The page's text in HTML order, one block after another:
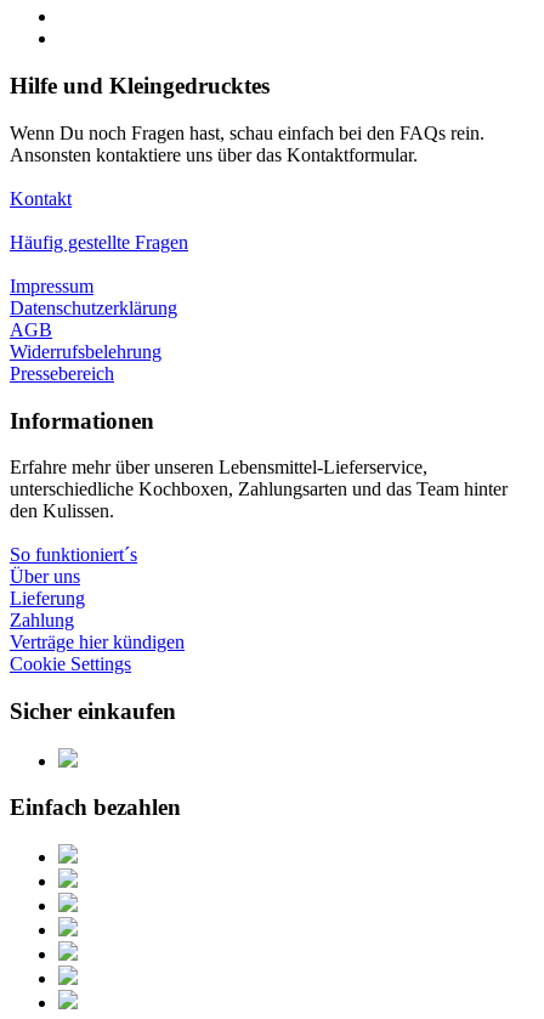
Hilfe und Kleingedrucktes
Wenn Du noch Fragen hast, schau einfach bei den FAQs rein.
Ansonsten kontaktiere uns über das Kontaktformular.
Kontakt
Häufig gestellte Fragen
Impressum
Datenschutzerklärung
AGB
Widerrufsbelehrung
Pressebereich
Informationen
Erfahre mehr über unseren Lebensmittel-Lieferservice,
unterschiedliche Kochboxen, Zahlungsarten und das Team hinter
den Kulissen.
So funktioniert´s
Über uns
Lieferung
Zahlung
Verträge hier kündigen
Cookie Settings
Sicher einkaufen
Einfach bezahlen